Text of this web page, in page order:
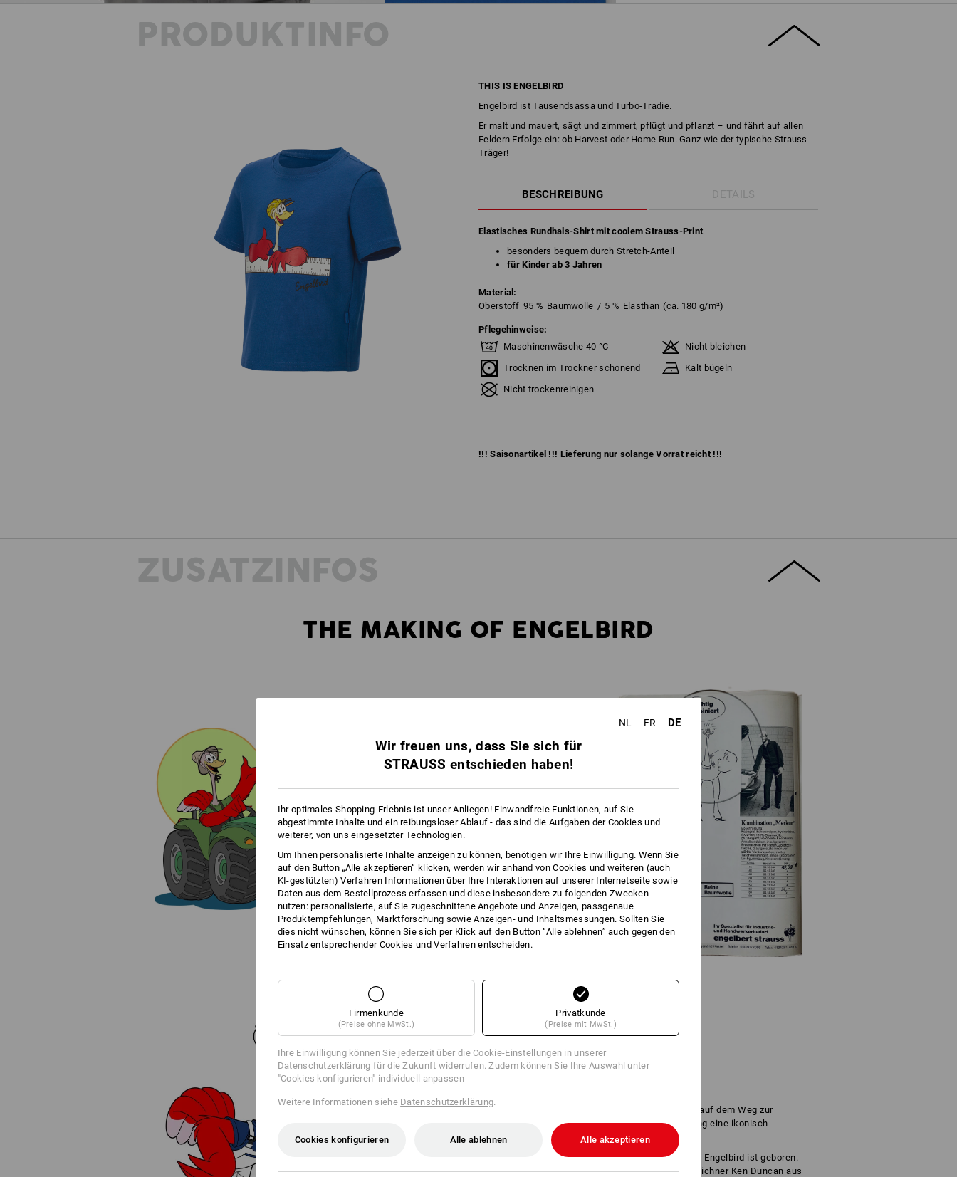
PRODUKTINFO
THIS IS ENGELBIRD
Engelbird ist Tausendsassa und Turbo-Tradie.
Er malt und mauert, sägt und zimmert, pflügt und pflanzt – und fährt auf allen
Feldern Erfolge ein: ob Harvest oder Home Run. Ganz wie der typische Strauss-
Träger!
BESCHREIBUNG DETAILS
Elastisches Rundhals-Shirt mit coolem Strauss-Print
besonders bequem durch Stretch-Anteil
für Kinder ab 3 Jahren
Material:
Oberstoff 95 % Baumwolle / 5 % Elasthan (ca. 180 g/m²)
Pflegehinweise:
Maschinenwäsche 40 °C
Nicht bleichen
Trocknen im Trockner schonend
Kalt bügeln
Nicht trockenreinigen
!!! Saisonartikel !!! Lieferung nur solange Vorrat reicht !!!
ZUSATZINFOS
THE MAKING OF ENGELBIRD
Engelbird ist ein Strauss.
Genauer: Ein Vogelstrauß.
Lange Geschichte: Schon Opa Engelbert hat
entschieden – der Strauß ziert seit hundert
Jahren das Familienlogo. In den Siebzigern
hat dann Sohn Norbert den Ur-Cartoon
entwickelt: Ein Proto-Engelbird weist in den
Strauss-Katalogen mit Witz und Weitsicht
auf Schnäppchen hin.
Der Logo-Strauss hat 2020 Federn gelassen – auf dem Weg zur
Weltmarke haben die Enkel Steffen und Henning eine ikonisch-
reduzierte Bildmarke eingeführt.
2025 feierte der Vogel sein Cartoon-Comeback: Engelbird ist geboren.
Geschaffen hat ihn der renommierte Disney-Zeichner Ken Duncan aus
NL FR DE
Wir freuen uns, dass Sie sich für
STRAUSS entschieden haben!
Ihr optimales Shopping-Erlebnis ist unser Anliegen! Einwandfreie Funktionen, auf Sie
abgestimmte Inhalte und ein reibungsloser Ablauf - das sind die Aufgaben der Cookies und
weiterer, von uns eingesetzter Technologien.
Um Ihnen personalisierte Inhalte anzeigen zu können, benötigen wir Ihre Einwilligung. Wenn Sie
auf den Button „Alle akzeptieren“ klicken, werden wir anhand von Cookies und weiteren (auch
KI-gestützten) Verfahren Informationen über Ihre Interaktionen auf unserer Internetseite sowie
Daten aus dem Bestellprozess erfassen und diese insbesondere zu folgenden Zwecken
nutzen: personalisierte, auf Sie zugeschnittene Angebote und Anzeigen, passgenaue
Produktempfehlungen, Marktforschung sowie Anzeigen- und Inhaltsmessungen. Sollten Sie
dies nicht wünschen, können Sie sich per Klick auf den Button “Alle ablehnen” auch gegen den
Einsatz entsprechender Cookies und Verfahren entscheiden.
Firmenkunde
(Preise ohne MwSt.)
Privatkunde
(Preise mit MwSt.)
Ihre Einwilligung können Sie jederzeit über dieCookie-Einstellungen in unserer
Datenschutzerklärung für die Zukunft widerrufen. Zudem können Sie Ihre Auswahl unter
"Cookies konfigurieren" individuell anpassen
Weitere Informationen siehe Datenschutzerklärung.
Cookies konfigurieren Alle ablehnen Alle akzeptieren